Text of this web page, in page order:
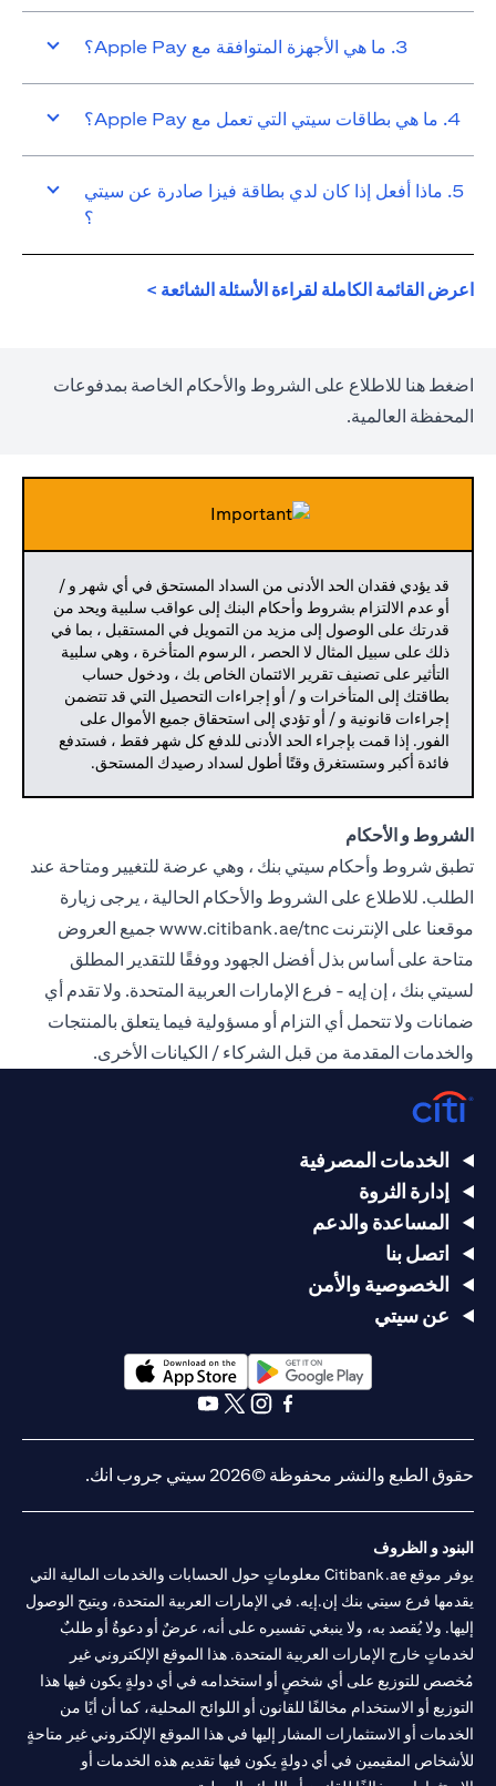
3. ما هي الأجهزة المتوافقة مع Apple Pay؟
4. ما هي بطاقات سيتي التي تعمل مع Apple Pay؟
5. ماذا أفعل إذا كان لدي بطاقة فيزا صادرة عن سيتي
؟
اعرض القائمة الكاملة لقراءة الأسئلة الشائعة >
اضغط هنا للاطلاع على الشروط والأحكام الخاصة بمدفوعات
المحفظة العالمية.
قد يؤدي فقدان الحد الأدنى من السداد المستحق في أي شهر و /
أو عدم الالتزام بشروط وأحكام البنك إلى عواقب سلبية ويحد من
قدرتك على الوصول إلى مزيد من التمويل في المستقبل ، بما في
ذلك على سبيل المثال لا الحصر ، الرسوم المتأخرة ، وهي سلبية
التأثير على تصنيف تقرير الائتمان الخاص بك ، ودخول حساب
بطاقتك إلى المتأخرات و / أو إجراءات التحصيل التي قد تتضمن
إجراءات قانونية و / أو تؤدي إلى استحقاق جميع الأموال على
الفور. إذا قمت بإجراء الحد الأدنى للدفع كل شهر فقط ، فستدفع
فائدة أكبر وستستغرق وقتًا أطول لسداد رصيدك المستحق.
الشروط و الأحكام
تطبق شروط وأحكام سيتي بنك ، وهي عرضة للتغيير ومتاحة عند
الطلب. للاطلاع على الشروط والأحكام الحالية ، يرجى زيارة
موقعنا على الإنترنت www.citibank.ae/tnc جميع العروض
متاحة على أساس بذل أفضل الجهود ووفقًا للتقدير المطلق
لسيتي بنك ، إن إيه - فرع الإمارات العربية المتحدة. ولا تقدم أي
ضمانات ولا تتحمل أي التزام أو مسؤولية فيما يتعلق بالمنتجات
والخدمات المقدمة من قبل الشركاء / الكيانات الأخرى.
الخدمات المصرفية
إدارة الثروة
المساعدة والدعم
اتصل بنا
الخصوصية والأمن
عن سيتي
(opens in a new tab)
حقوق الطبع والنشر محفوظة ©2026 سيتي جروب انك.
البنود و الظروف
يوفر موقع Citibank.ae معلوماتٍ حول الحسابات والخدمات المالية التي
يقدمها فرع سيتي بنك إن.إيه. في الإمارات العربية المتحدة، ويتيح الوصول
إليها. ولا يُقصد به، ولا ينبغي تفسيره على أنه، عرضٌ أو دعوةٌ أو طلبٌ
لخدماتٍ خارج الإمارات العربية المتحدة. هذا الموقع الإلكتروني غير
مُخصص للتوزيع على أي شخصٍ أو استخدامه في أي دولةٍ يكون فيها هذا
التوزيع أو الاستخدام مخالفًا للقانون أو اللوائح المحلية، كما أن أيًا من
الخدمات أو الاستثمارات المشار إليها في هذا الموقع الإلكتروني غير متاحةٍ
للأشخاص المقيمين في أي دولةٍ يكون فيها تقديم هذه الخدمات أو